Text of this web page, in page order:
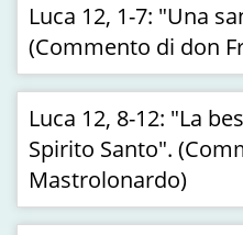
Luca 12, 1-7: "Una
(Commento di don
Luca 12, 8-12: "La
Spirito Santo".
Mastrolonardo)